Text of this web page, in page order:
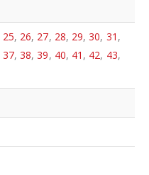
25, 26, 27, 28, 29,30, 31 ,
37,38,39, 40, 41 , 42, 43,